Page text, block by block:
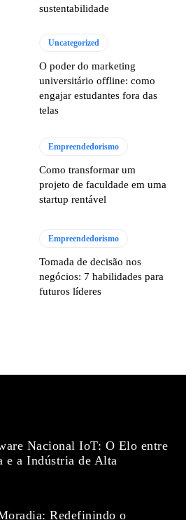
sustentabilidade
Uncategorized
O poder do marketing
universitário offline: como
engajar estudantes fora das
telas
Empreendedorismo
Como transformar um
projeto de faculdade em uma
startup rentável
Empreendedorismo
Tomada de decisão nos
negócios: 7 habilidades para
futuros líderes
Nacional IoT: O Elo entre
e a Indústria de Alta
Redefinindo o